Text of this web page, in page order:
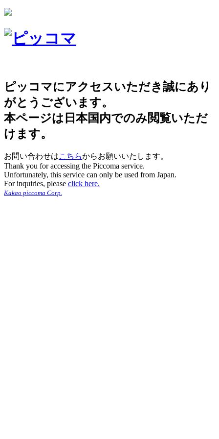
ピッコマにアクセスいただき誠にあり
がとうございます。
本ページは日本国内でのみ閲覧いただ
けます。
お問い合わせはこちらからお願いいたします。
Thank you for accessing the Piccoma service.
Unfortunately, this service can only be used from Japan.
For inquiries, please click here.
Kakao piccoma Corp.